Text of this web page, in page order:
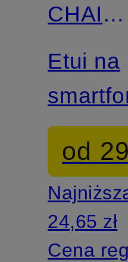
CHAIN
MUNICH
Etui na
od
24,65 zł
Cena